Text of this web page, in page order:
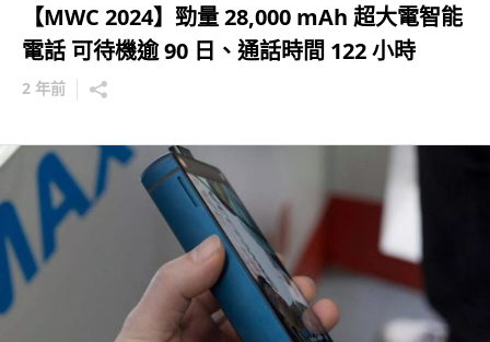
【MWC 2024】勁量 28,000 mAh 超大電智能
電話 可待機逾 90 日、通話時間 122 小時
2 年前